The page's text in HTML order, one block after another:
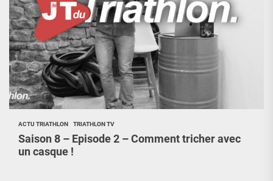
ACTU TRIATHLON TRIATHLON TV
Saison 8 – Episode 2 – Comment tricher avec
un casque !